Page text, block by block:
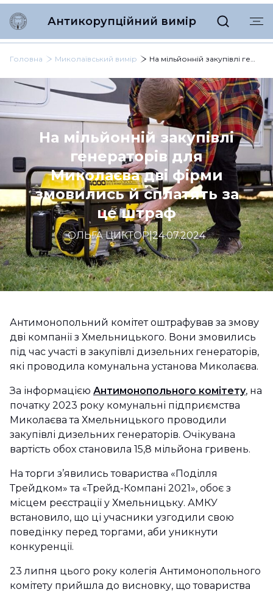
Антикорупційний вимір
Головна Миколаївський вимір На мільйонній закупівлі генераторів для Миколаєва дві фірми змовились й сплатять за це штраф
На мільйонній закупівлі
генераторів для
Миколаєва дві фірми
змовились й сплатять за
це штраф
ОЛЬГА ЦИКТОР|24.07.2024
Антимонопольний комітет оштрафував за змову
дві компанії з Хмельницького. Вони змовились
під час участі в закупівлі дизельних генераторів,
які проводила комунальна установа Миколаєва.
За інформацією Антимонопольного комітету, на
початку 2023 року комунальні підприємства
Миколаєва та Хмельницького проводили
закупівлі дизельних генераторів. Очікувана
вартість обох становила 15,8 мільйона гривень.
На торги з’явились товариства «Поділля
Трейдком» та «Трейд-Компані 2021», обоє з
місцем реєстрації у Хмельницьку. АМКУ
встановило, що ці учасники узгодили свою
поведінку перед торгами, аби уникнути
конкуренції.
23 липня цього року колегія Антимонопольного
комітету прийшла до висновку, що товариства